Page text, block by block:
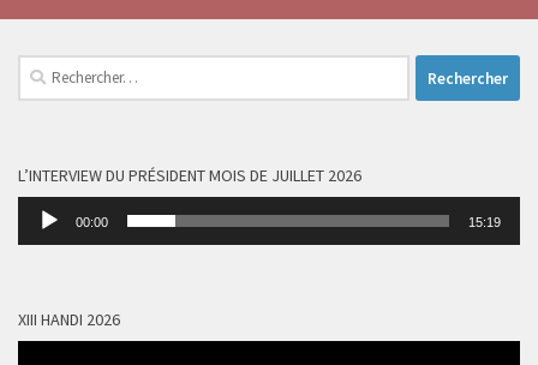
Rechercher :
L’INTERVIEW DU PRÉSIDENT MOIS DE JUILLET 2026
Lecteur
00:00 15:19
XIII HANDI 2026